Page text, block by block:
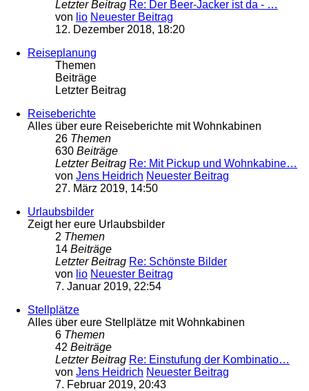
Letzter Beitrag Re: Der Beer-Jacker ist da - …
von lio Neuester Beitrag
12. Dezember 2018, 18:20
Reiseplanung
Themen
Beiträge
Letzter Beitrag
Reiseberichte
Alles über eure Reiseberichte mit Wohnkabinen
26 Themen
630 Beiträge
Letzter Beitrag Re: Mit Pickup und Wohnkabine…
von Jens Heidrich Neuester Beitrag
27. März 2019, 14:50
Urlaubsbilder
Zeigt her eure Urlaubsbilder
2 Themen
14 Beiträge
Letzter Beitrag Re: Schönste Bilder
von lio Neuester Beitrag
7. Januar 2019, 22:54
Stellplätze
Alles über eure Stellplätze mit Wohnkabinen
6 Themen
42 Beiträge
Letzter Beitrag Re: Einstufung der Kombinatio…
von Jens Heidrich Neuester Beitrag
7. Februar 2019, 20:43